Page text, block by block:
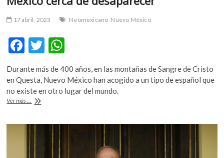
17 abril, 2023 Neomexicano Nuevo México
F
ac
e
b
o
o
k
T
w
itt
er
h
at
s
p
p
Durante más de 400 años, en las montañas de Sangre de Cristo
en Questa, Nuevo México han acogido a un tipo de español que
no existe en otro lugar del mundo.
Ver más ...
El
de
Nuevo
cerca